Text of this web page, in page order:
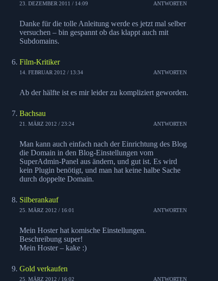
23. DEZEMBER 2011 / 14:09 ANTWORTEN
Danke für die tolle Anleitung werde es jetzt mal selber
versuchen – bin gespannt ob das klappt auch mit
Subdomains.
Film-Kritiker
14. FEBRUAR 2012 / 13:34 ANTWORTEN
Ab der hälfte ist es mir leider zu kompliziert geworden.
Bachsau
21. MÄRZ 2012 / 23:24 ANTWORTEN
Man kann auch einfach nach der Einrichtung des Blog
die Domain in den Blog-Einstellungen vom
SuperAdmin-Panel aus ändern, und gut ist. Es wird
kein Plugin benötigt, und man hat keine halbe Sache
durch doppelte Domain.
Silberankauf
25. MÄRZ 2012 / 16:01 ANTWORTEN
Mein Hoster hat komische Einstellungen.
Beschreibung super!
Mein Hoster – kake :)
Gold verkaufen
25. MÄRZ 2012 / 16:02 ANTWORTEN